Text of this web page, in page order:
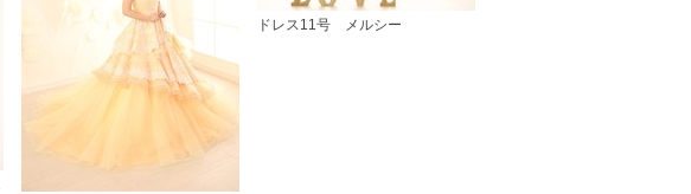
ドレス11号 メルシー